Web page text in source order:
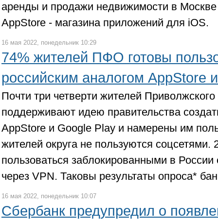
аренды и продажи недвижимости в
AppStore - магазина приложений для iOS.
16 мая 2022, понедельник 10:29
74% жителей ПФО готовы
российским аналогом AppStore
Почти три четверти жителей
поддерживают идею правительства
AppStore и Google Play и намерены им
жителей округа не пользуются
пользоваться заблокированными в
через VPN. Таковы результаты опроса*
16 мая 2022, понедельник 10:07
Сбербанк предупредил о